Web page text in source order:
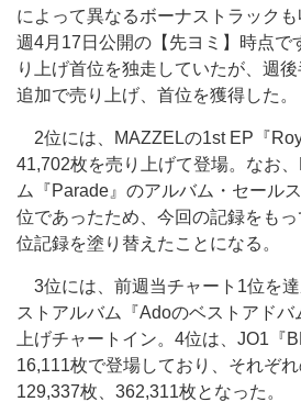
によって異なるボーナストラック
週4月17日公開の【先ヨミ】時点で
り上げ首位を独走していたが、週
追加で売り上げ、首位を獲得した。
2位には、MAZZELの1st EP『
41,702枚を売り上げて登場。なお
ム『Parade』のアルバム・セール
位であったため、今回の記録をも
位記録を塗り替えたことになる。
3位には、前週当チャート1位を
ストアルバム『Adoのベストアドバ
上げチャートイン。4位は、JO1『
16,111枚で登場しており、それぞ
129,337枚、362,311枚となった。